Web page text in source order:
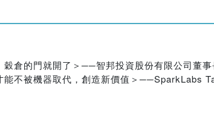
穀倉的門就開了＞──智邦投資股份有限公司董
能不被機器取代，創造新價值＞──SparkLabs